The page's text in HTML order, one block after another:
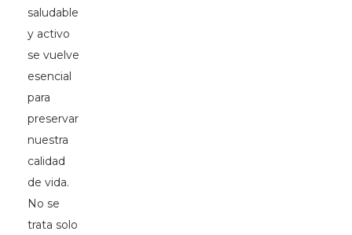
saludable
y activo
se vuelve
esencial
para
preservar
nuestra
calidad
de vida.
No se
trata solo